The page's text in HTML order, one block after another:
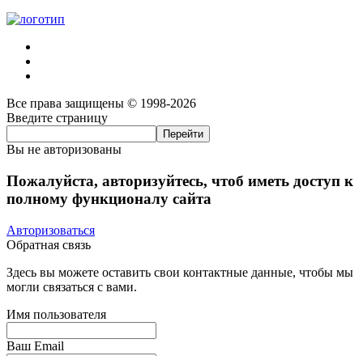
Все права защищены © 1998-2026
Введите страницу
Вы не авторизованы
Пожалуйста, авторизуйтесь, чтоб иметь доступ к
полному функционалу сайта
Авторизоваться
Обратная связь
Здесь вы можете оставить свои контактные данные, чтобы мы
могли связаться с вами.
Имя пользователя
Ваш Email